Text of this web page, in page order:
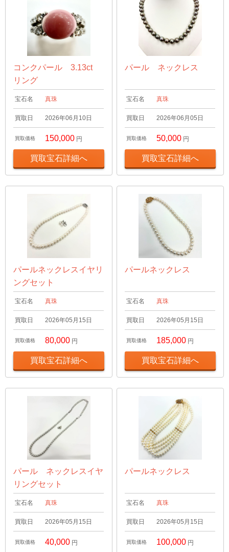
コンクパール 3.13ct
リング
宝石名 真珠
買取日 2026年06月10日
買取価格 150,000 円
買取宝石詳細へ
パール ネックレス
宝石名 真珠
買取日 2026年06月05日
買取価格 50,000 円
買取宝石詳細へ
パールネックレスイヤリ
ングセット
宝石名 真珠
買取日 2026年05月15日
買取価格 80,000 円
買取宝石詳細へ
パールネックレス
宝石名 真珠
買取日 2026年05月15日
買取価格 185,000 円
買取宝石詳細へ
パール ネックレスイヤ
リングセット
宝石名 真珠
買取日 2026年05月15日
買取価格 40,000 円
パールネックレス
宝石名 真珠
買取日 2026年05月15日
買取価格 100,000 円